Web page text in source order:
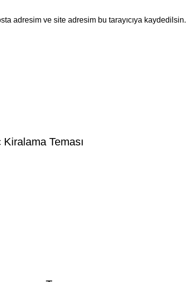
adresim ve site adresim bu tarayıcıya kaydedilsin.
Teması